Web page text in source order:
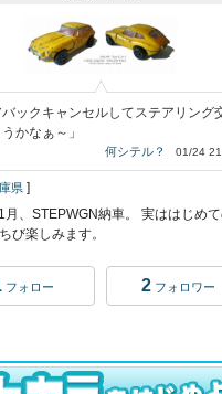
バックキャンセルしてステアリング
かなぁ～」
何シテル？ 01/24
県 ]
月、STEPWGN納車。 実ははじめ
び楽しみます。
フォロー 2フォロワー